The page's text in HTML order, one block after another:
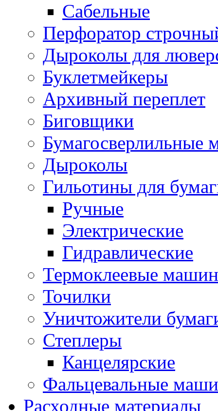
Сабельные
Перфоратор
Дыроколы для
Буклетмейкеры
Архивный переплет
Биговщики
Бумагосверлильные
Дыроколы
Гильотины для
Ручные
Электрические
Гидравлические
Термоклеевые
Точилки
Уничтожители
Степлеры
Канцелярские
Фальцевальные
Расходные материалы